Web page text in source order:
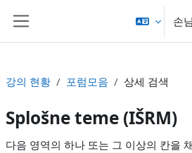
손
강의 현황 포럼모음 상세 검색
Splošne teme (IŠRM)
다음 영역의 하나 또는 그 이상의 칸을